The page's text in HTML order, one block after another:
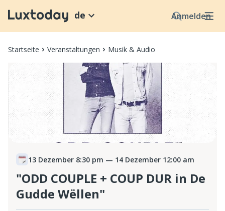
Anmelden
de
Startseite Veranstaltungen Musik & Audio
13 Dezember 8:30 pm — 14 Dezember 12:00 am
"ODD COUPLE + COUP DUR in De
Gudde Wëllen"